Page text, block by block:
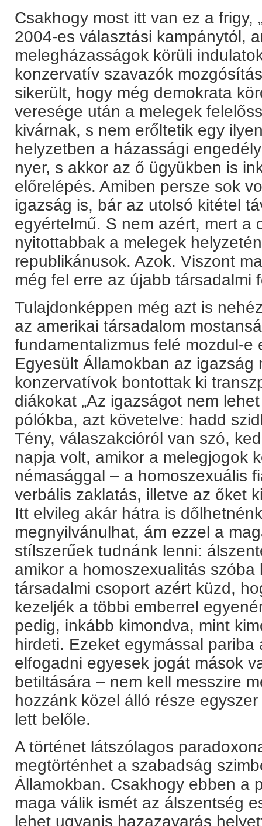
Csakhogy most itt van ez a frigy,
2004-es választási kampánytól,
melegházasságok körüli
konzervatív szavazók
sikerült, hogy még demokrata
veresége után a melegek
kivárnak, s nem erőltetik egy
helyzetben a házassági
nyer, s akkor az ő ügyükben is
előrelépés. Amiben persze sok
igazság is, bár az utolsó kitétel
egyértelmű. S nem azért, mert a
nyitottabbak a melegek
republikánusok. Azok. Viszont
még fel erre az újabb társadalmi
Tulajdonképpen még azt is
az amerikai társadalom
fundamentalizmus felé mozdul-e
Egyesült Államokban az
konzervatívok bontottak ki
diákokat „Az igazságot nem
pólókba, azt követelve: hadd
Tény, válaszakcióról van szó,
napja volt, amikor a melegjogok
némasággal – a homoszexuális
verbális zaklatás, illetve az őket
Itt elvileg akár hátra is
megnyilvánulhat, ám ezzel a
stílszerűek tudnánk lenni:
amikor a homoszexualitás
társadalmi csoport azért küzd,
kezeljék a többi emberrel
pedig, inkább kimondva, mint
hirdeti. Ezeket egymással pariba
elfogadni egyesek jogát mások
betiltására – nem kell messzire
hozzánk közel álló része
lett belőle.
A történet látszólagos
megtörténhet a szabadság
Államokban. Csakhogy ebben a
maga válik ismét az álszentség
lehet ugyanis hazazavarás